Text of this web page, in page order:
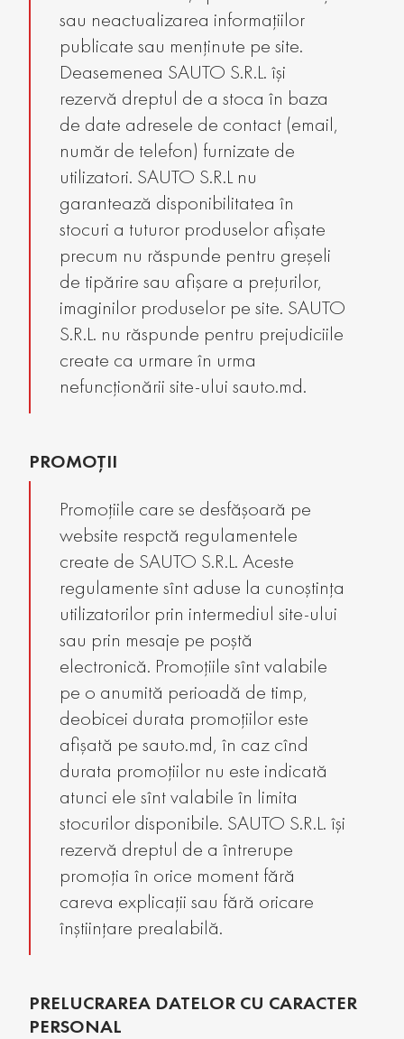
sau neactualizarea informațiilor
publicate sau menținute pe site.
Deasemenea SAUTO S.R.L. își
rezervă dreptul de a stoca în baza
de date adresele de contact (email,
număr de telefon) furnizate de
utilizatori. SAUTO S.R.L nu
garantează disponibilitatea în
stocuri a tuturor produselor afișate
precum nu răspunde pentru greșeli
de tipărire sau afișare a prețurilor,
imaginilor produselor pe site. SAUTO
S.R.L. nu răspunde pentru prejudiciile
create ca urmare în urma
nefuncționării site-ului sauto.md.
PROMOȚII
Promoțiile care se desfășoară pe
website respctă regulamentele
create de SAUTO S.R.L. Aceste
regulamente sînt aduse la cunoștința
utilizatorilor prin intermediul site-ului
sau prin mesaje pe poștă
electronică. Promoțiile sînt valabile
pe o anumită perioadă de timp,
deobicei durata promoțiilor este
afișată pe sauto.md, în caz cînd
durata promoțiilor nu este indicată
atunci ele sînt valabile în limita
stocurilor disponibile. SAUTO S.R.L. își
rezervă dreptul de a întrerupe
promoția în orice moment fără
careva explicații sau fără oricare
înștiințare prealabilă.
PRELUCRAREA DATELOR CU CARACTER
PERSONAL